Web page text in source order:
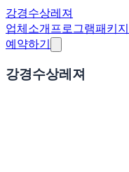
강경수상레져
업체소개프로그램패키지
예약하기
강경수상레져